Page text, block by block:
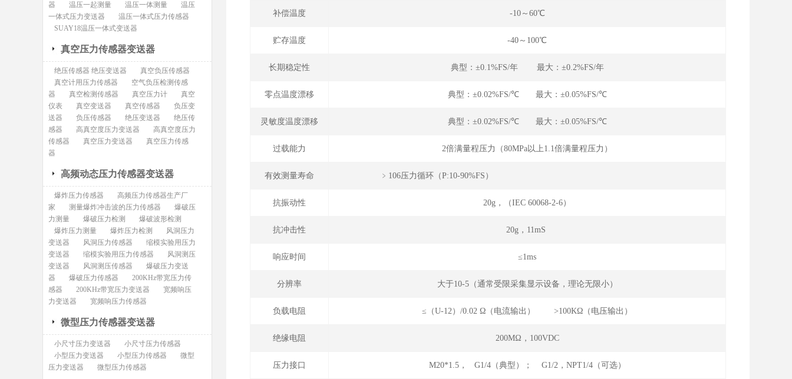
补偿温度 -10～60℃
贮存温度 -40～100℃
长期稳定性 典型：±0.1%FS/年 最大：±0.2%FS/年
零点温度漂移 典型：±0.02%FS/℃ 最大：±0.05%FS/℃
灵敏度温度漂移 典型：±0.02%FS/℃ 最大：±0.05%FS/℃
过载能力 2倍满量程压力（80MPa以上1.1倍满量程压力）
有效测量寿命 ﹥106压力循环（P:10-90%FS）
抗振动性 20g，（IEC 60068-2-6）
抗冲击性 20g，11mS
响应时间 ≤1ms
分辨率 大于10-5（通常受限采集显示设备，理论无限小）
负载电阻 ≤（U-12）/0.02 Ω（电流输出） >100KΩ（电压输出）
绝缘电阻 200MΩ，100VDC
压力接口 M20*1.5， G1/4（典型）； G1/2，NPT1/4（可选）
器
温压一起测量 温压一体测量
温压
一体式压力变送器
温压一体式压力传感器
SUAY18温压一体式变送器
真空压力传感器变送器
绝压传感器 绝压变送器
真空负压传感器
真空计用压力传感器
空气负压检测传感
器
真空检测传感器 真空压力计
真空
仪表
真空变送器 真空传感器
负压变
送器
负压传感器 绝压变送器
绝压传
感器
高真空度压力变送器
高真空度压力
传感器
真空压力变送器
真空压力传感
器
高频动态压力传感器变送器
爆炸压力传感器
高频压力传感器生产厂
家
测量爆炸冲击波的压力传感器
爆破压
力测量
爆破压力检测
爆破波形检测
爆炸压力测量
爆炸压力检测
风洞压力
变送器
风洞压力传感器
缩模实验用压力
变送器
缩模实验用压力传感器
风洞测压
变送器
风洞测压传感器
爆破压力变送
器
爆破压力传感器
200KHz带宽压力传
感器
200KHz带宽压力变送器
宽频响压
力变送器
宽频响压力传感器
微型压力传感器变送器
小尺寸压力变送器
小尺寸压力传感器
小型压力变送器
小型压力传感器
微型
压力变送器
微型压力传感器